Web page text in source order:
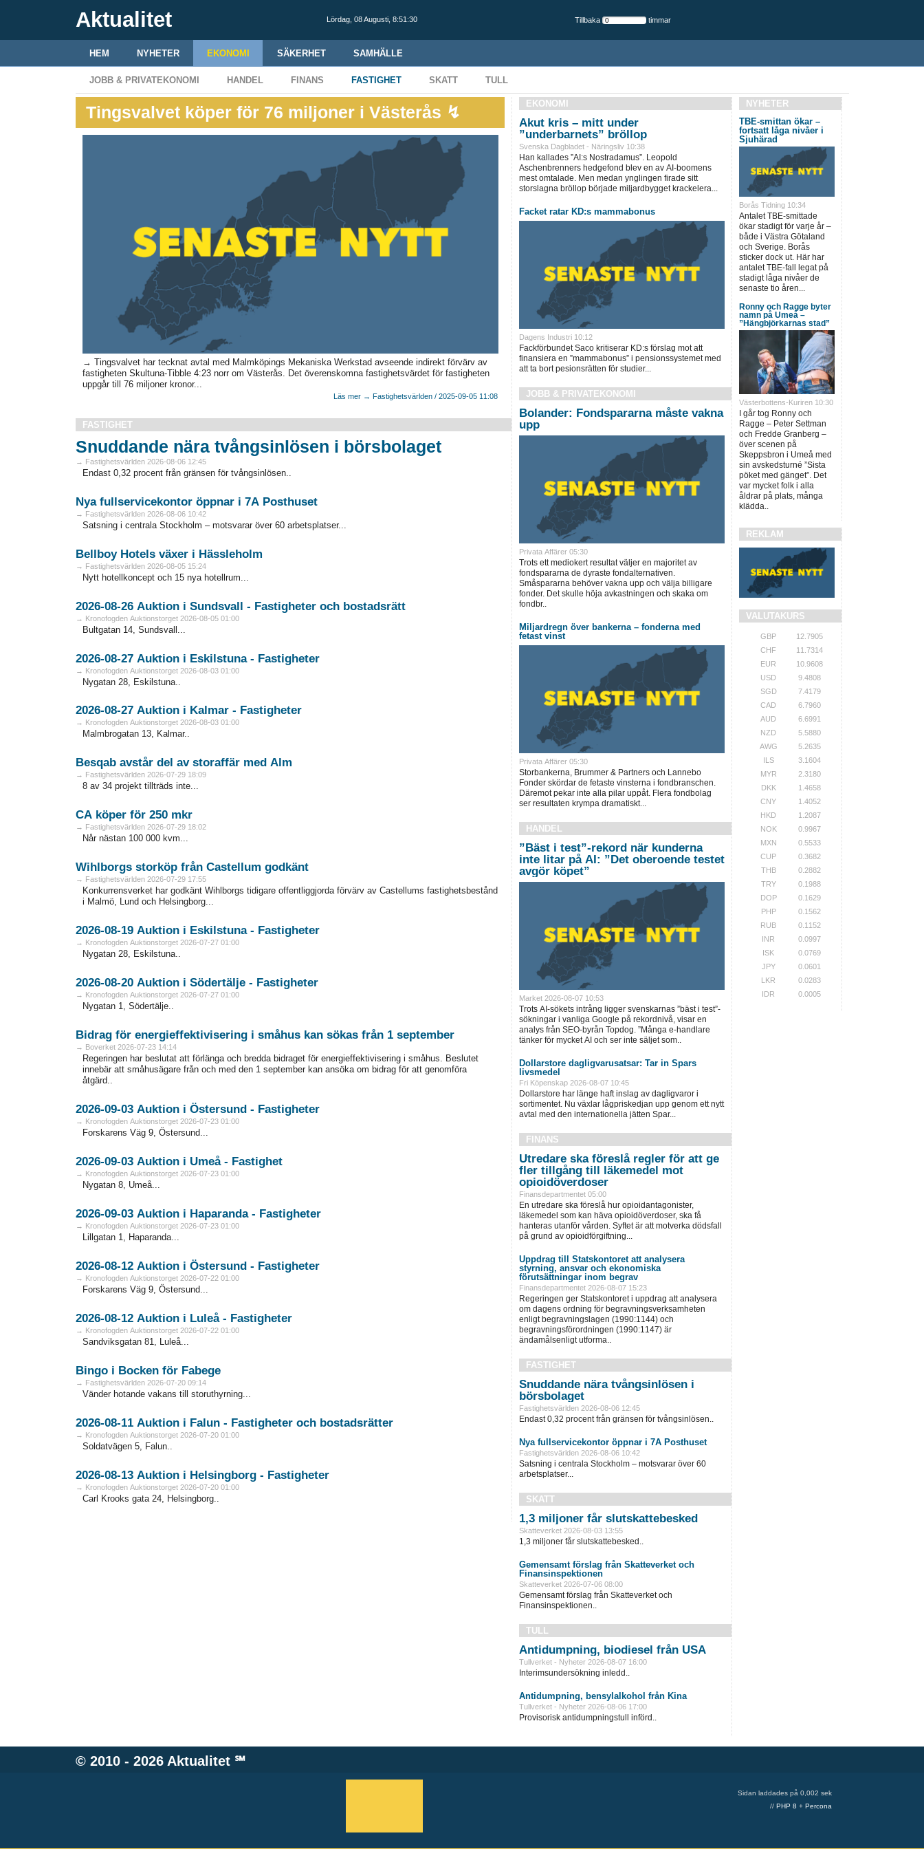
Aktualitet Lördag, 08 Augusti, 8:51:31 Tillbaka timmar
HEM NYHETER EKONOMI SÄKERHET SAMHÄLLE
JOBB & PRIVATEKONOMI HANDEL FINANS FASTIGHET SKATT TULL
Tingsvalvet köper för 76 miljoner i Västerås ↯
→ Tingsvalvet har tecknat avtal med Malmköpings Mekaniska Werkstad avseende indirekt förvärv av
fastigheten Skultuna-Tibble 4:23 norr om Västerås. Det överenskomna fastighetsvärdet för fastigheten
uppgår till 76 miljoner kronor...
Läs mer → Fastighetsvärlden / 2025-09-05 11:08
FASTIGHET
Snuddande nära tvångsinlösen i börsbolaget
→ Fastighetsvärlden 2026-08-06 12:45
Endast 0,32 procent från gränsen för tvångsinlösen..
Nya fullservicekontor öppnar i 7A Posthuset
→ Fastighetsvärlden 2026-08-06 10:42
Satsning i centrala Stockholm – motsvarar över 60 arbetsplatser...
Bellboy Hotels växer i Hässleholm
→ Fastighetsvärlden 2026-08-05 15:24
Nytt hotellkoncept och 15 nya hotellrum...
2026-08-26 Auktion i Sundsvall - Fastigheter och bostadsrätt
→ Kronofogden Auktionstorget 2026-08-05 01:00
Bultgatan 14, Sundsvall...
2026-08-27 Auktion i Eskilstuna - Fastigheter
→ Kronofogden Auktionstorget 2026-08-03 01:00
Nygatan 28, Eskilstuna..
2026-08-27 Auktion i Kalmar - Fastigheter
→ Kronofogden Auktionstorget 2026-08-03 01:00
Malmbrogatan 13, Kalmar..
Besqab avstår del av storaffär med Alm
→ Fastighetsvärlden 2026-07-29 18:09
8 av 34 projekt tillträds inte...
CA köper för 250 mkr
→ Fastighetsvärlden 2026-07-29 18:02
Når nästan 100 000 kvm...
Wihlborgs storköp från Castellum godkänt
→ Fastighetsvärlden 2026-07-29 17:55
Konkurrensverket har godkänt Wihlborgs tidigare offentliggjorda förvärv av Castellums fastighetsbestånd
i Malmö, Lund och Helsingborg...
2026-08-19 Auktion i Eskilstuna - Fastigheter
→ Kronofogden Auktionstorget 2026-07-27 01:00
Nygatan 28, Eskilstuna..
2026-08-20 Auktion i Södertälje - Fastigheter
→ Kronofogden Auktionstorget 2026-07-27 01:00
Nygatan 1, Södertälje..
Bidrag för energieffektivisering i småhus kan sökas från 1 september
→ Boverket 2026-07-23 14:14
Regeringen har beslutat att förlänga och bredda bidraget för energieffektivisering i småhus. Beslutet
innebär att småhusägare från och med den 1 september kan ansöka om bidrag för att genomföra
åtgärd..
2026-09-03 Auktion i Östersund - Fastigheter
→ Kronofogden Auktionstorget 2026-07-23 01:00
Forskarens Väg 9, Östersund...
2026-09-03 Auktion i Umeå - Fastighet
→ Kronofogden Auktionstorget 2026-07-23 01:00
Nygatan 8, Umeå...
2026-09-03 Auktion i Haparanda - Fastigheter
→ Kronofogden Auktionstorget 2026-07-23 01:00
Lillgatan 1, Haparanda...
2026-08-12 Auktion i Östersund - Fastigheter
→ Kronofogden Auktionstorget 2026-07-22 01:00
Forskarens Väg 9, Östersund...
2026-08-12 Auktion i Luleå - Fastigheter
→ Kronofogden Auktionstorget 2026-07-22 01:00
Sandviksgatan 81, Luleå...
Bingo i Bocken för Fabege
→ Fastighetsvärlden 2026-07-20 09:14
Vänder hotande vakans till storuthyrning...
2026-08-11 Auktion i Falun - Fastigheter och bostadsrätter
→ Kronofogden Auktionstorget 2026-07-20 01:00
Soldatvägen 5, Falun..
2026-08-13 Auktion i Helsingborg - Fastigheter
→ Kronofogden Auktionstorget 2026-07-20 01:00
Carl Krooks gata 24, Helsingborg..
EKONOMI
Akut kris – mitt under
”underbarnets” bröllop
Svenska Dagbladet - Näringsliv 10:38
Han kallades ”AI:s Nostradamus”. Leopold
Aschenbrenners hedgefond blev en av AI-boomens
mest omtalade. Men medan ynglingen firade sitt
storslagna bröllop började miljardbygget krackelera...
Facket ratar KD:s mammabonus
Dagens Industri 10:12
Fackförbundet Saco kritiserar KD:s förslag mot att
finansiera en ”mammabonus” i pensionssystemet med
att ta bort pesionsrätten för studier...
JOBB & PRIVATEKONOMI
Bolander: Fondspararna måste vakna
upp
Privata Affärer 05:30
Trots ett mediokert resultat väljer en majoritet av
fondspararna de dyraste fondalternativen.
Småspararna behöver vakna upp och välja billigare
fonder. Det skulle höja avkastningen och skaka om
fondbr..
Miljardregn över bankerna – fonderna med
fetast vinst
Privata Affärer 05:30
Storbankerna, Brummer & Partners och Lannebo
Fonder skördar de fetaste vinsterna i fondbranschen.
Däremot pekar inte alla pilar uppåt. Flera fondbolag
ser resultaten krympa dramatiskt...
HANDEL
”Bäst i test”-rekord när kunderna
inte litar på AI: ”Det oberoende testet
avgör köpet”
Market 2026-08-07 10:53
Trots AI-sökets intrång ligger svenskarnas ”bäst i test”-
sökningar i vanliga Google på rekordnivå, visar en
analys från SEO-byrån Topdog. ”Många e-handlare
tänker för mycket AI och ser inte säljet som..
Dollarstore dagligvarusatsar: Tar in Spars
livsmedel
Fri Köpenskap 2026-08-07 10:45
Dollarstore har länge haft inslag av dagligvaror i
sortimentet. Nu växlar lågpriskedjan upp genom ett nytt
avtal med den internationella jätten Spar...
FINANS
Utredare ska föreslå regler för att ge
fler tillgång till läkemedel mot
opioidöverdoser
Finansdepartmentet 05:00
En utredare ska föreslå hur opioidantagonister,
läkemedel som kan häva opioidöverdoser, ska få
hanteras utanför vården. Syftet är att motverka dödsfall
på grund av opioidförgiftning...
Uppdrag till Statskontoret att analysera
styrning, ansvar och ekonomiska
förutsättningar inom begrav
Finansdepartmentet 2026-08-07 15:23
Regeringen ger Statskontoret i uppdrag att analysera
om dagens ordning för begravningsverksamheten
enligt begravningslagen (1990:1144) och
begravningsförordningen (1990:1147) är
ändamålsenligt utforma..
FASTIGHET
Snuddande nära tvångsinlösen i
börsbolaget
Fastighetsvärlden 2026-08-06 12:45
Endast 0,32 procent från gränsen för tvångsinlösen..
Nya fullservicekontor öppnar i 7A Posthuset
Fastighetsvärlden 2026-08-06 10:42
Satsning i centrala Stockholm – motsvarar över 60
arbetsplatser...
SKATT
1,3 miljoner får slutskattebesked
Skatteverket 2026-08-03 13:55
1,3 miljoner får slutskattebesked..
Gemensamt förslag från Skatteverket och
Finansinspektionen
Skatteverket 2026-07-06 08:00
Gemensamt förslag från Skatteverket och
Finansinspektionen..
TULL
Antidumpning, biodiesel från USA
Tullverket - Nyheter 2026-08-07 16:00
Interimsundersökning inledd..
Antidumpning, bensylalkohol från Kina
Tullverket - Nyheter 2026-08-06 17:00
Provisorisk antidumpningstull införd..
NYHETER
TBE-smittan ökar –
fortsatt låga nivåer i
Sjuhärad
Borås Tidning 10:34
Antalet TBE-smittade
ökar stadigt för varje år –
både i Västra Götaland
och Sverige. Borås
sticker dock ut. Här har
antalet TBE-fall legat på
stadigt låga nivåer de
senaste tio åren...
Ronny och Ragge byter
namn på Umeå –
”Hängbjörkarnas stad”
Västerbottens-Kuriren 10:30
I går tog Ronny och
Ragge – Peter Settman
och Fredde Granberg –
över scenen på
Skeppsbron i Umeå med
sin avskedsturné ”Sista
pöket med gänget”. Det
var mycket folk i alla
åldrar på plats, många
klädda..
REKLAM
VALUTAKURS
GBP
12.7905
CHF
11.7314
EUR
10.9608
USD
9.4808
SGD
7.4179
CAD
6.7960
AUD
6.6991
NZD
5.5880
AWG
5.2635
ILS
3.1604
MYR
2.3180
DKK
1.4658
CNY
1.4052
HKD
1.2087
NOK
0.9967
MXN
0.5533
CUP
0.3682
THB
0.2882
TRY
0.1988
DOP
0.1629
PHP
0.1562
RUB
0.1152
INR
0.0997
ISK
0.0769
JPY
0.0601
LKR
0.0283
IDR
0.0005
© 2010 - 2026 Aktualitet℠
Sidan laddades på 0,002 sek
// PHP 8 + Percona